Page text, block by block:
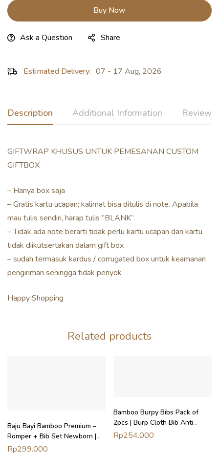
Buy Now
Ask a Question Share
Estimated Delivery: 07 - 17 Aug, 2026
Description Additional Information Reviews
GIFTWRAP KHUSUS UNTUK PEMESANAN CUSTOM
GIFTBOX
– Hanya box saja
– Gratis kartu ucapan; kalimat bisa ditulis di note. Apabila
mau tulis sendiri, harap tulis ”BLANK”.
– Tidak ada note berarti tidak perlu kartu ucapan dan kartu
tidak diikutsertakan dalam gift box
– sudah termasuk kardus / corrugated box untuk keamanan
pengiriman sehingga tidak penyok
Happy Shopping
Related products
Baju Bayi Bamboo Premium –
Romper + Bib Set Newborn |
Soft Start Bundle Petit Beary
Rp299.000
Bamboo Burpy Bibs Pack of
2pcs | Burp Cloth Bib Anti
Gumoh Petit Beary
Rp254.000